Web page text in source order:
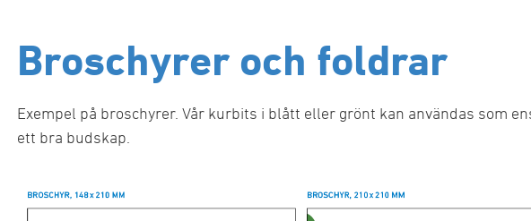
Broschyrer och foldrar
Exempel på broschyrer. Vår kurbits i blått eller grönt kan användas som
ett bra budskap.